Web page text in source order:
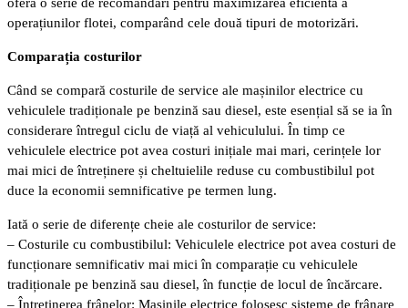
operațiunilor flotei, comparând cele două tipuri de motorizări.
Comparația costurilor
Când se compară costurile de service ale mașinilor electrice cu
vehiculele tradiționale pe benzină sau diesel, este esențial să se ia în
considerare întregul ciclu de viață al vehiculului. În timp ce
vehiculele electrice pot avea costuri inițiale mai mari, cerințele lor
mai mici de întreținere și cheltuielile reduse cu combustibilul pot
duce la economii semnificative pe termen lung.
Iată o serie de diferențe cheie ale costurilor de service:
– Costurile cu combustibilul: Vehiculele electrice pot avea costuri de
funcționare semnificativ mai mici în comparație cu vehiculele
tradiționale pe benzină sau diesel, în funcție de locul de încărcare.
– Întreținerea frânelor: Mașinile electrice folosesc sisteme de frânare